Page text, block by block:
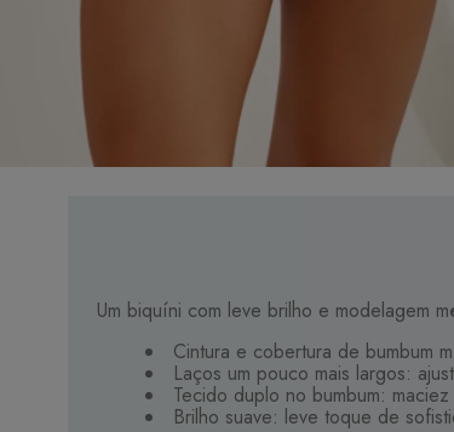
Um biquíni com leve brilho e modelagem
Cintura e cobertura de bumbum
Laços um pouco mais largos:
Tecido duplo no bumbum:
Brilho suave: leve toque de